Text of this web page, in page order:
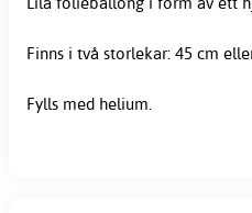
Finns i två storlekar: 45 cm
Fylls med helium.